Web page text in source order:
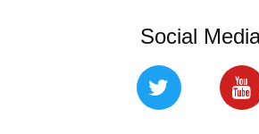
Social